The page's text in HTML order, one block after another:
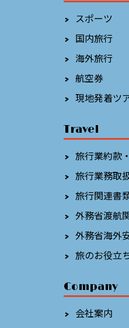
スポーツ
国内旅行
海外旅行
航空券
現地発着ツ
Travel
旅行業約款
旅行業務取
旅行関連書
外務省渡航
外務省海外
旅のお役立
Company
会社案内